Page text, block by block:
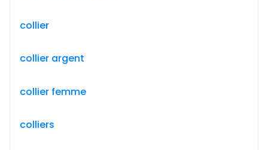
collier
collier argent
collier femme
colliers